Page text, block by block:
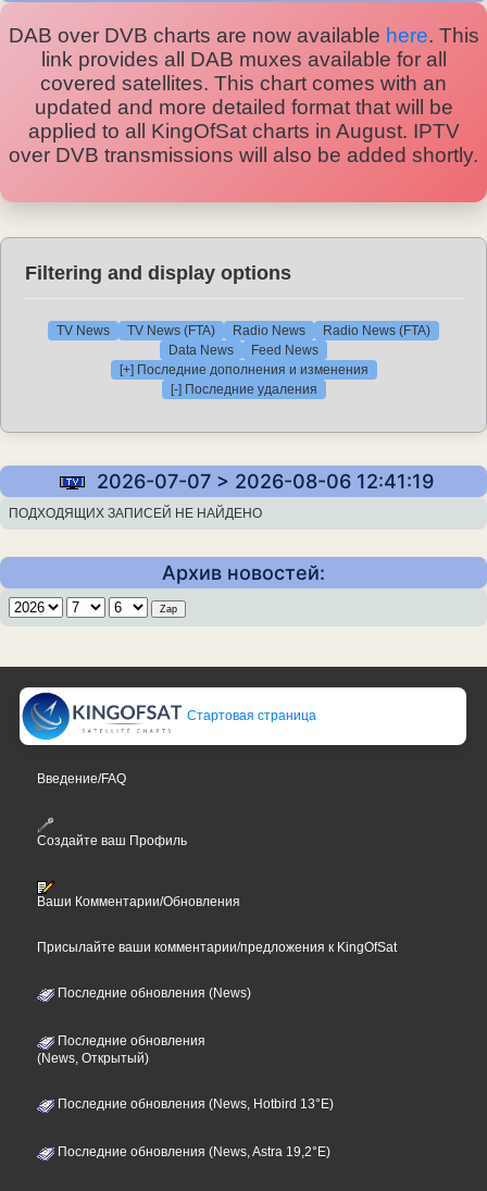
DAB over DVB charts are now available here. This
link provides all DAB muxes available for all
covered satellites. This chart comes with an
updated and more detailed format that will be
applied to all KingOfSat charts in August. IPTV
over DVB transmissions will also be added shortly.
Filtering and display options
TV News TV News (FTA) Radio News
Radio News (FTA)
Data News
Feed News
[+] Последние дополнения и изменения
[-] Последние удаления
2026-07-07 > 2026-08-06 12:41:19
ПОДХОДЯЩИХ ЗАПИСЕЙ НЕ НАЙДЕНО
Архив новостей:
Стартовая страница
Введение/FAQ
Создайте ваш Профиль
Ваши Комментарии/Обновления
Присылайте ваши комментарии/предложения к KingOfSat
Последние обновления (News)
Последние обновления
(News, Открытый)
Последние обновления (News, Hotbird 13°E)
Последние обновления (News, Astra 19,2°E)